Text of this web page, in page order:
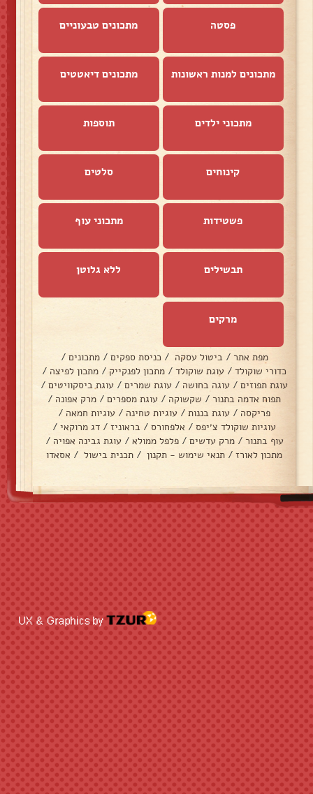
פסטה מתכונים טבעוניים
מתכונים למנות ראשונות מתכונים דיאטטים
מתכוני ילדים תוספות
קינוחים סלטים
פשטידות מתכוני עוף
תבשילים ללא גלוטן
מרקים
מפת אתר / ביטול עסקה / כניסת ספקים / מתכונים /
כדורי שוקולד / עוגת שוקולד / מתכון לפנקייק / מתכון לפיצה /
עוגת תפוזים / עוגה בחושה / עוגת שמרים / עוגת ביסקוויטים /
תפוח אדמה בתנור / שקשוקה / עוגת מספרים / מרק אפונה /
פריקסה / עוגת בננות / עוגיות טחינה / עוגיות חמאה /
עוגיות שוקולד צ׳יפס / אלפחורס / בראוניז / דג מרוקאי /
עוף בתנור / מרק עדשים / פלפל ממולא / עוגת גבינה אפויה /
מתכון לאורז / תנאי שימוש - תקנון / תכנית בישול / אסאדו